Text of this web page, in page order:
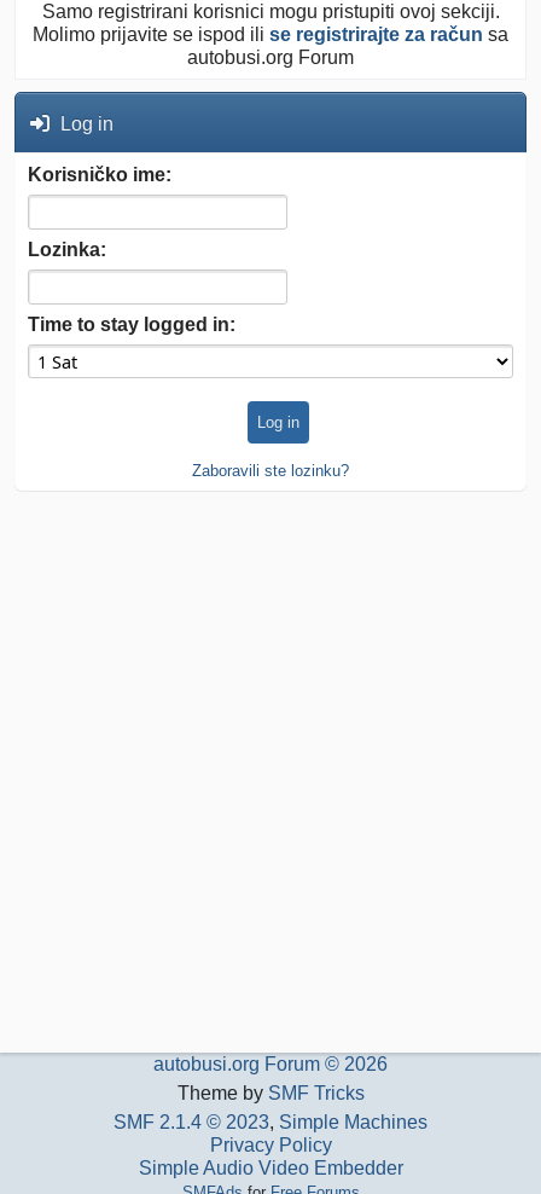
Samo registrirani korisnici mogu pristupiti ovoj sekciji.
Molimo prijavite se ispod ili se registrirajte za račun sa
autobusi.org Forum
Log in
Korisničko ime:
Lozinka:
Time to stay logged in:
Zaboravili ste lozinku?
autobusi.org Forum © 2026
Theme by SMF Tricks
SMF 2.1.4 © 2023, Simple Machines
Privacy Policy
Simple Audio Video Embedder